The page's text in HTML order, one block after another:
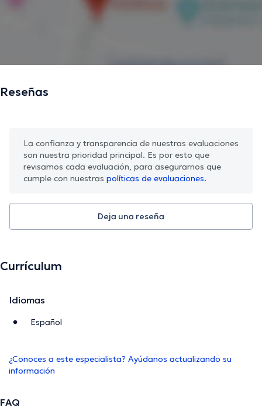
Reseñas
La confianza y transparencia de nuestras evaluaciones
son nuestra prioridad principal. Es por esto que
revisamos cada evaluación, para asegurarnos que
cumple con nuestras políticas de evaluaciones.
Deja una reseña
Currículum
Idiomas
Español
¿Conoces a este especialista? Ayúdanos actualizando su
información
FAQ